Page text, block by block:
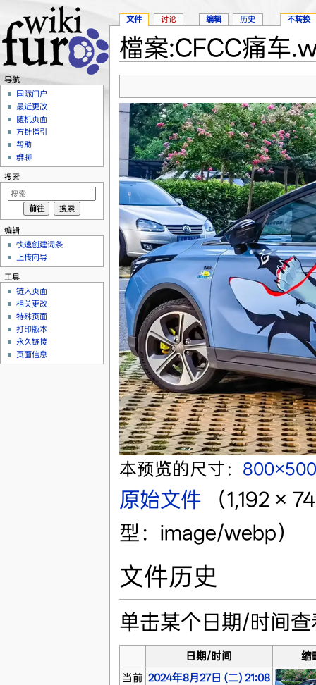
檔案:CFCC痛车
本预览的尺寸：
原始文件‎
（1,192 ×
型：image/webp）
文件历史
单击某个日期/时间
日期/时间
缩
当前 2024年8月27日 (二) 21:08
文件 讨论 编辑 历史 不转换
导航
国际门户
最近更改
随机页面
方针指引
帮助
群聊
搜索
编辑
快速创建词条
上传向导
工具
链入页面
相关更改
特殊页面
打印版本
永久链接
页面信息